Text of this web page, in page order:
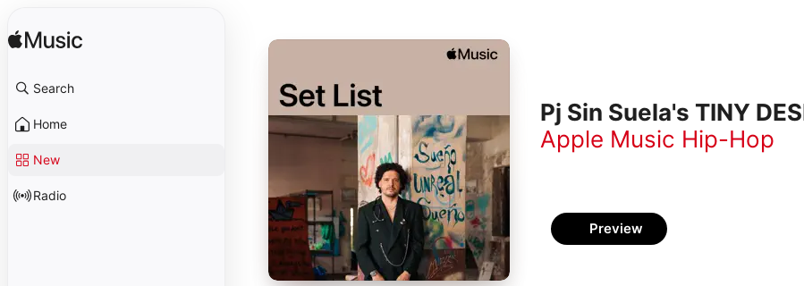
Search
Home
New
Radio
Pj Sin Suela's TINY
Apple Music Hip-Hop
Preview